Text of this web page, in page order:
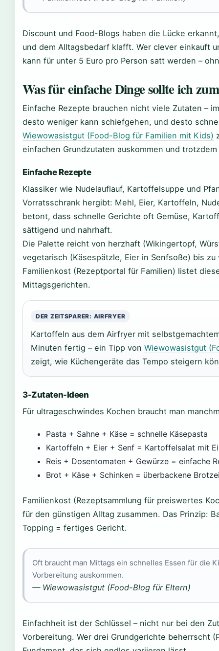
Discount und Food-Blogs haben die Lücke
und dem Alltagsbedarf klafft. Wer clever einkauft
kann für unter 5 Euro pro Person satt werden –
Was für einfache Dinge sollte ich
Einfache Rezepte brauchen nicht viele Zutaten –
desto weniger kann schiefgehen, und desto
Wiewowasistgut (Food-Blog für Familien mit Kids)
einfachen Grundzutaten auskommen und
Einfache Rezepte
Klassiker wie Nudelauflauf, Kartoffelsuppe und
Vorratsschrank hergibt: Mehl, Eier, Kartoffeln,
betont, dass schnelle Gerichte oft Gemüse,
sättigend und nahrhaft.
Die Palette reicht von herzhaft (Wikingertopf,
vegetarisch (Käsespätzle, Eier in Senfsoße) bis
Familienkost (Rezeptportal für Familien) listet
Mittagsgerichten.
DER ZEITSPARER: AIRFRYER
Kartoffeln aus dem Airfryer mit
Minuten fertig – ein Tipp von Wiewowasistgut
zeigt, wie Küchengeräte das Tempo steigern
3-Zutaten-Ideen
Für ultrageschwindes Kochen braucht man
Pasta + Sahne + Käse = schnelle Käsepasta
Kartoffeln + Eier + Senf = Kartoffelsalat mit
Reis + Dosentomaten + Gewürze = einfache
Brot + Käse + Schinken = überbackene
Familienkost (Rezeptsammlung für preiswertes
für den günstigen Alltag zusammen. Das Prinzip:
Topping = fertiges Gericht.
Oft braucht man Mittags ein schnelles Essen für die
Vorbereitung auskommen.
— Wiewowasistgut (Food-Blog für Eltern)
Einfachheit ist der Schlüssel – nicht nur bei den
Vorbereitung. Wer drei Grundgerichte beherrscht